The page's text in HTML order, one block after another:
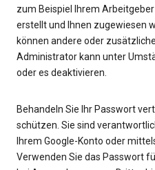
zum Beispiel Ihrem
erstellt und Ihnen zugewiesen
können andere oder
Administrator kann unter
oder es deaktivieren.
Behandeln Sie Ihr Passwort
schützen. Sie sind
Ihrem Google-Konto oder
Verwenden Sie das Passwort